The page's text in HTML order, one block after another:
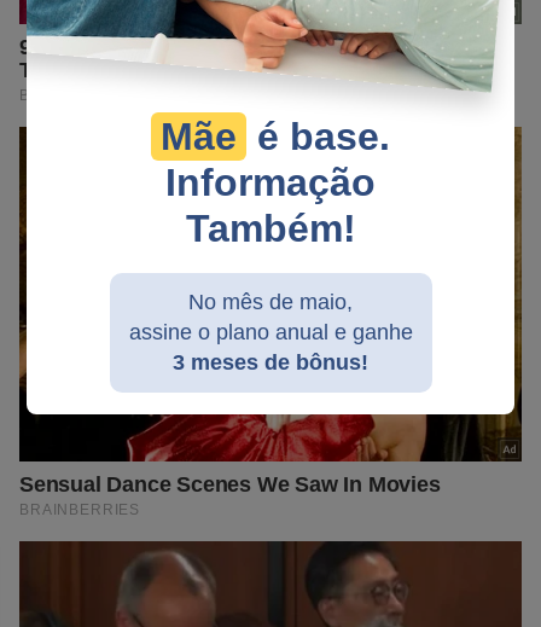
Mãe é base.
Informação
Também!
No mês de maio,
assine o plano anual e ganhe
3 meses de bônus!